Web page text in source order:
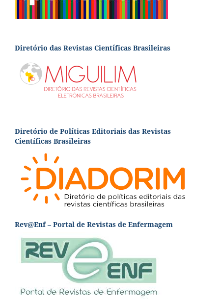
Diretório das Revistas Científicas Brasileiras
Diretório de Políticas Editoriais das Revistas
Científicas Brasileiras
Rev@Enf – Portal de Revistas de Enfermagem